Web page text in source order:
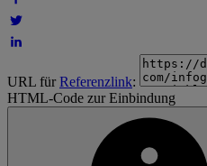
URL fürReferenzlink:
HTML-Code zur Einbindung